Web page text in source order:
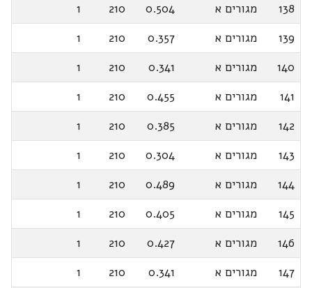
138
מגורים א 0.504
210
1
139
מגורים א 0.357
210
1
140
מגורים א 0.341
210
1
141
מגורים א 0.455
210
1
142
מגורים א 0.385
210
1
143
מגורים א 0.304
210
1
144
מגורים א 0.489
210
1
145
מגורים א 0.405
210
1
146
מגורים א 0.427
210
1
147
מגורים א 0.341
210
1